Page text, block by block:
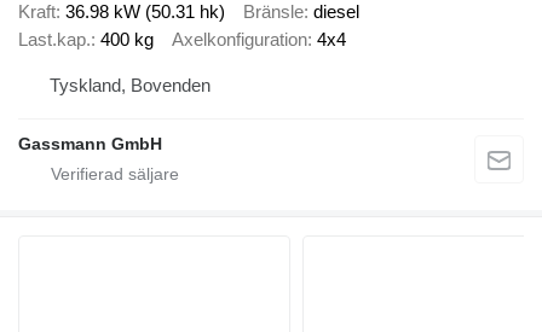
Kraft 36.98 kW (50.31 hk) Bränsle diesel
Last.kap. 400 kg Axelkonfiguration 4x4
Tyskland, Bovenden
Gassmann GmbH